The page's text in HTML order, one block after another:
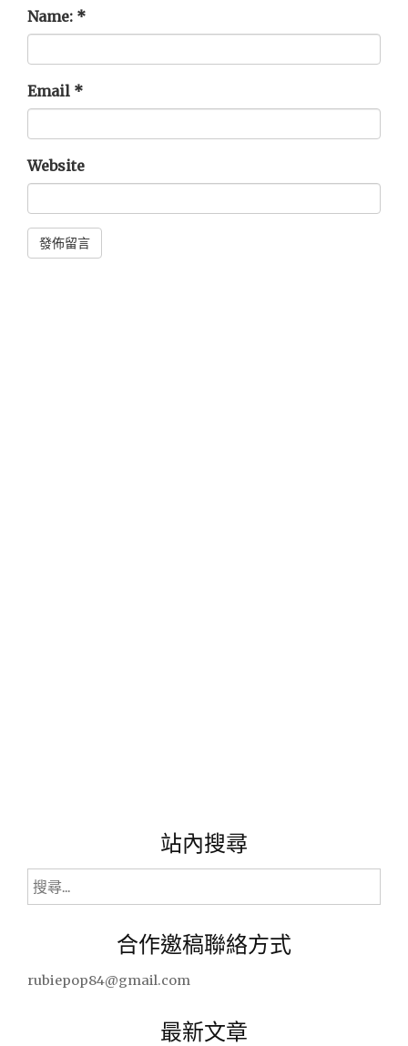
Name: *
Email *
Website
站內搜尋
搜
尋
合作邀稿聯絡方式
rubiepop84@gmail.com
最新文章